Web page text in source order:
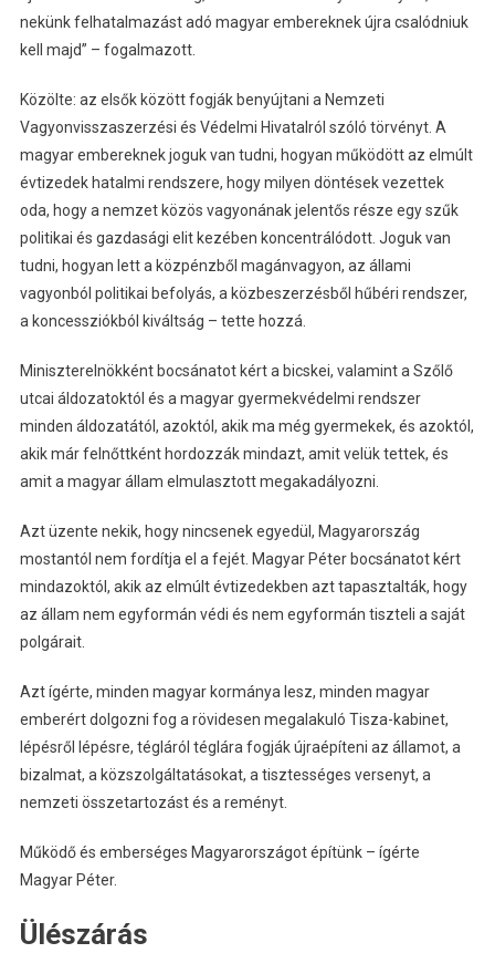
nekünk felhatalmazást adó magyar embereknek újra csalódniuk
kell majd” – fogalmazott.
Közölte: az elsők között fogják benyújtani a Nemzeti
Vagyonvisszaszerzési és Védelmi Hivatalról szóló törvényt. A
magyar embereknek joguk van tudni, hogyan működött az elmúlt
évtizedek hatalmi rendszere, hogy milyen döntések vezettek
oda, hogy a nemzet közös vagyonának jelentős része egy szűk
politikai és gazdasági elit kezében koncentrálódott. Joguk van
tudni, hogyan lett a közpénzből magánvagyon, az állami
vagyonból politikai befolyás, a közbeszerzésből hűbéri rendszer,
a koncessziókból kiváltság – tette hozzá.
Miniszterelnökként bocsánatot kért a bicskei, valamint a Szőlő
utcai áldozatoktól és a magyar gyermekvédelmi rendszer
minden áldozatától, azoktól, akik ma még gyermekek, és azoktól,
akik már felnőttként hordozzák mindazt, amit velük tettek, és
amit a magyar állam elmulasztott megakadályozni.
Azt üzente nekik, hogy nincsenek egyedül, Magyarország
mostantól nem fordítja el a fejét. Magyar Péter bocsánatot kért
mindazoktól, akik az elmúlt évtizedekben azt tapasztalták, hogy
az állam nem egyformán védi és nem egyformán tiszteli a saját
polgárait.
Azt ígérte, minden magyar kormánya lesz, minden magyar
emberért dolgozni fog a rövidesen megalakuló Tisza-kabinet,
lépésről lépésre, tégláról téglára fogják újraépíteni az államot, a
bizalmat, a közszolgáltatásokat, a tisztességes versenyt, a
nemzeti összetartozást és a reményt.
Működő és emberséges Magyarországot építünk – ígérte
Magyar Péter.
Ülészárás